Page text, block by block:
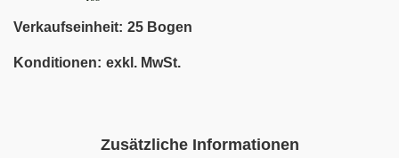
Verkaufseinheit: 25 Bogen
Konditionen: exkl. MwSt.
Zusätzliche Informationen